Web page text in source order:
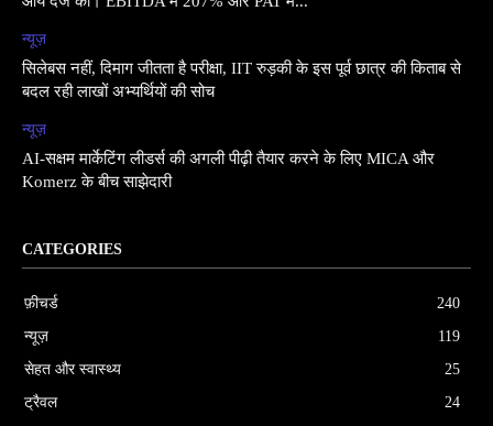
न्यूज़
सिलेबस नहीं, दिमाग जीतता है परीक्षा, IIT रुड़की के इस पूर्व छात्र की किताब से
बदल रही लाखों अभ्यर्थियों की सोच
न्यूज़
AI-सक्षम मार्केटिंग लीडर्स की अगली पीढ़ी तैयार करने के लिए MICA और
Komerz के बीच साझेदारी
CATEGORIES
फ़ीचर्ड
240
न्यूज़
119
सेहत और स्वास्थ्य
25
ट्रैवल
24